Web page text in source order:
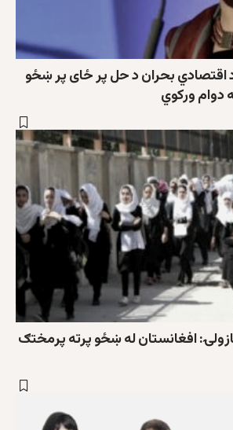
د اقتصادي بحران د حل پر ځای پر ښځو
دوام ورکوي
افغانستان له ښځو پرته پرمختګ